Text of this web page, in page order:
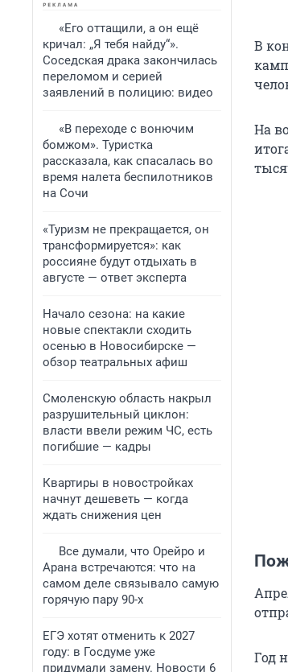
«Его оттащили, а он ещё
кричал: „Я тебя найду“».
Соседская драка закончилась
переломом и серией
заявлений в полицию: видео
«В переходе с вонючим
бомжом». Туристка
рассказала, как спасалась во
время налета беспилотников
на Сочи
«Туризм не прекращается, он
трансформируется»: как
россияне будут отдыхать в
августе — ответ эксперта
Начало сезона: на какие
новые спектакли сходить
осенью в Новосибирске —
обзор театральных афиш
Смоленскую область накрыл
разрушительный циклон:
власти ввели режим ЧС, есть
погибшие — кадры
Квартиры в новостройках
начнут дешеветь — когда
ждать снижения цен
Все думали, что Орейро и
Арана встречаются: что на
самом деле связывало самую
горячую пару 90-х
ЕГЭ хотят отменить к 2027
году: в Госдуме уже
придумали замену. Новости 6
В
На
Год